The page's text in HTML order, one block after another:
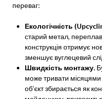
переваг:
Екологічність
старий метал,
конструкція отримує
зменшує вуглецевий
Швидкість монтажу.
може тривати
об’єкт збирається як